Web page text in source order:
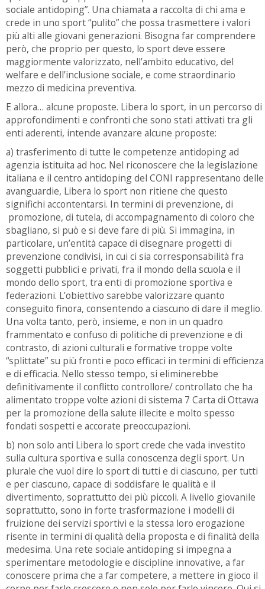
sociale antidoping”. Una chiamata a raccolta di chi ama e
crede in uno sport “pulito” che possa trasmettere i valori
più alti alle giovani generazioni. Bisogna far comprendere
però, che proprio per questo, lo sport deve essere
maggiormente valorizzato, nell’ambito educativo, del
welfare e dell’inclusione sociale, e come straordinario
mezzo di medicina preventiva.
E allora… alcune proposte. Libera lo sport, in un percorso di
approfondimenti e confronti che sono stati attivati tra gli
enti aderenti, intende avanzare alcune proposte:
a) trasferimento di tutte le competenze antidoping ad
agenzia istituita ad hoc. Nel riconoscere che la legislazione
italiana e il centro antidoping del CONI rappresentano delle
avanguardie, Libera lo sport non ritiene che questo
significhi accontentarsi. In termini di prevenzione, di
promozione, di tutela, di accompagnamento di coloro che
sbagliano, si può e si deve fare di più. Si immagina, in
particolare, un’entità capace di disegnare progetti di
prevenzione condivisi, in cui ci sia corresponsabilità fra
soggetti pubblici e privati, fra il mondo della scuola e il
mondo dello sport, tra enti di promozione sportiva e
federazioni. L’obiettivo sarebbe valorizzare quanto
conseguito finora, consentendo a ciascuno di dare il meglio.
Una volta tanto, però, insieme, e non in un quadro
frammentato e confuso di politiche di prevenzione e di
contrasto, di azioni culturali e formative troppe volte
“splittate” su più fronti e poco efficaci in termini di efficienza
e di efficacia. Nello stesso tempo, si eliminerebbe
definitivamente il conflitto controllore/ controllato che ha
alimentato troppe volte azioni di sistema 7 Carta di Ottawa
per la promozione della salute illecite e molto spesso
fondati sospetti e accorate preoccupazioni.
b) non solo anti Libera lo sport crede che vada investito
sulla cultura sportiva e sulla conoscenza degli sport. Un
plurale che vuol dire lo sport di tutti e di ciascuno, per tutti
e per ciascuno, capace di soddisfare le qualità e il
divertimento, soprattutto dei più piccoli. A livello giovanile
soprattutto, sono in forte trasformazione i modelli di
fruizione dei servizi sportivi e la stessa loro erogazione
risente in termini di qualità della proposta e di finalità della
medesima. Una rete sociale antidoping si impegna a
sperimentare metodologie e discipline innovative, a far
conoscere prima che a far competere, a mettere in gioco il